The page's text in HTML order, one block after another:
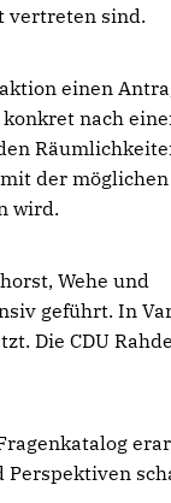
vertreten sind.
einen
nach
der möglichen
wird.
Wehe und
geführt. In
Die CDU